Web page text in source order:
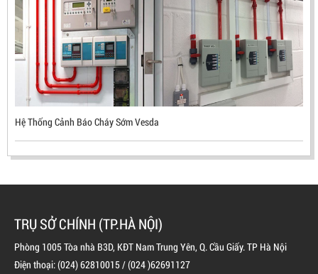
ĐẦU BÁO LỬA CHỐNG NỔ UV/IR- UX300 –
MEKASENTRON KOREA
LIÊN HỆ
Mã sản phẩm: UX300
Hệ Thống Cảnh Báo Cháy Sớm Vesda
TRỤ SỞ CHÍNH (TP.HÀ NỘI)
Phòng 1005 Tòa nhà B3D, KĐT Nam Trung Yên, Q. Cầu Giấy. TP Hà Nội
Điện thoại: (024) 62810015 / (024 )62691127